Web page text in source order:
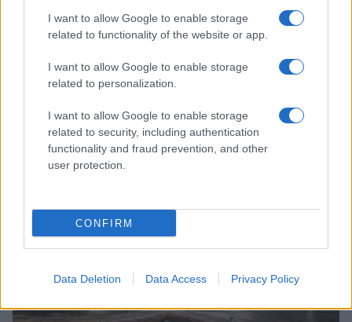
I want to allow Google to enable storage
related to functionality of the website or app.
I want to allow Google to enable storage
related to personalization.
I want to allow Google to enable storage
related to security, including authentication
functionality and fraud prevention, and other
user protection.
CONFIRM
Data Deletion Data Access Privacy Policy
Scopri Noto: guida alla città barocca più elegante della
Matteo Pellegrino · 9 Ago 2026